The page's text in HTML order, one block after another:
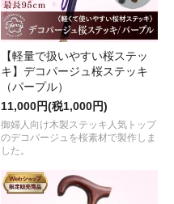
【軽量で扱いやすい桜ステッ
キ】デコパージュ桜ステッキ
（パープル）
11,000円(税1,000円)
御婦人向け木製ステッキ人気トップ
のデコパージュを桜素材で製作しま
した。